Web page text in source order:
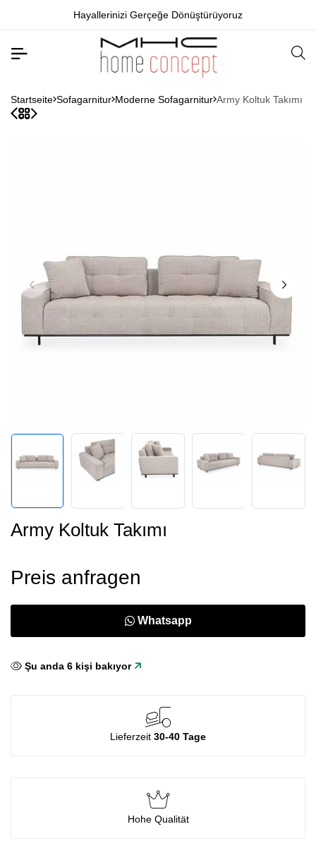
Hayallerinizi Gerçeğe Dönüştürüyoruz
Startseite Sofagarnitur Moderne Sofagarnitur Army Koltuk Takımı
Army Koltuk Takımı
Preis anfragen
Whatsapp
Şu anda 6 kişi bakıyor
Lieferzeit 30-40 Tage
Hohe Qualität